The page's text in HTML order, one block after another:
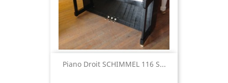
Piano Droit SCHIMMEL 116 S...